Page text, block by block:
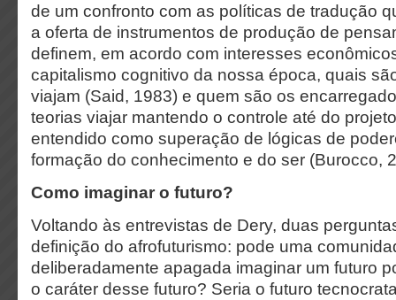
de um confronto com as políticas de tradução
a oferta de instrumentos de produção de
definem, em acordo com interesses
capitalismo cognitivo da nossa época, quais
viajam (Said, 1983) e quem são os
teorias viajar mantendo o controle até do
entendido como superação de lógicas de
formação do conhecimento e do ser (Burocco,
Como imaginar o futuro?
Voltando às entrevistas de Dery, duas
definição do afrofuturismo: pode uma
deliberadamente apagada imaginar um futuro
o caráter desse futuro? Seria o futuro